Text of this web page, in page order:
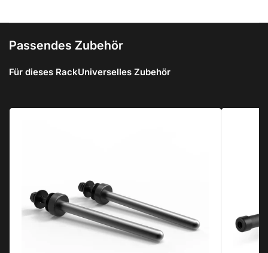
Passendes Zubehör
Für dieses RackUniverselles Zubehör